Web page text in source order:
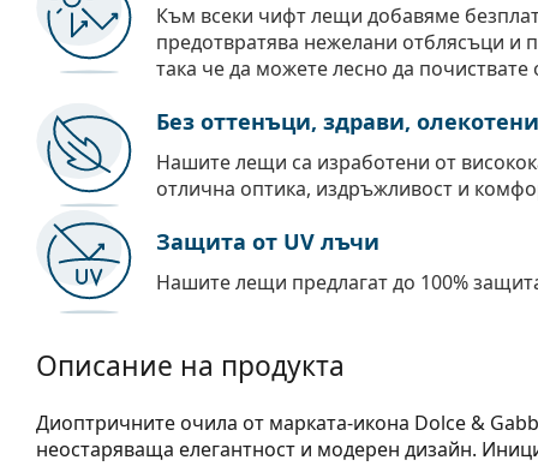
Към всеки чифт лещи добавяме
предотвратява нежелани отблясъци и
така че да можете лесно да почиствате
Без оттенъци, здрави, олекотени
Нашите лещи са изработени от
отлична оптика, издръжливост и
Защита от UV лъчи
Нашите лещи предлагат до 100%
Описание на продукта
Диоптричните очила от марката-икона Dolce &
неостаряваща елегантност и модерен дизайн.